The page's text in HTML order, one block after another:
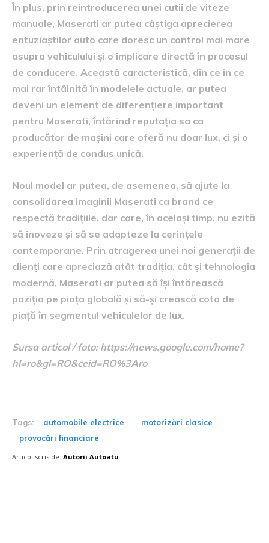
În plus, prin reintroducerea unei cutii de viteze
manuale, Maserati ar putea câștiga aprecierea
entuziaștilor auto care doresc un control mai mare
asupra vehiculului și o implicare directă în procesul
de conducere. Această caracteristică, din ce în ce
mai rar întâlnită în modelele actuale, ar putea
deveni un element de diferențiere important
pentru Maserati, întărind reputația sa ca
producător de mașini care oferă nu doar lux, ci și o
experiență de condus unică.
Noul model ar putea, de asemenea, să ajute la
consolidarea imaginii Maserati ca brand ce
respectă tradițiile, dar care, în același timp, nu ezită
să inoveze și să se adapteze la cerințele
contemporane. Prin atragerea unei noi generații de
clienți care apreciază atât tradiția, cât și tehnologia
modernă, Maserati ar putea să își întărească
poziția pe piața globală și să-și crească cota de
piață în segmentul vehiculelor de lux.
Sursa articol / foto: https://news.google.com/home?
hl=ro&gl=RO&ceid=RO%3Aro
Tags: automobile electrice
motorizări clasice
provocări financiare
Articol scris de: Autorii Autoatu